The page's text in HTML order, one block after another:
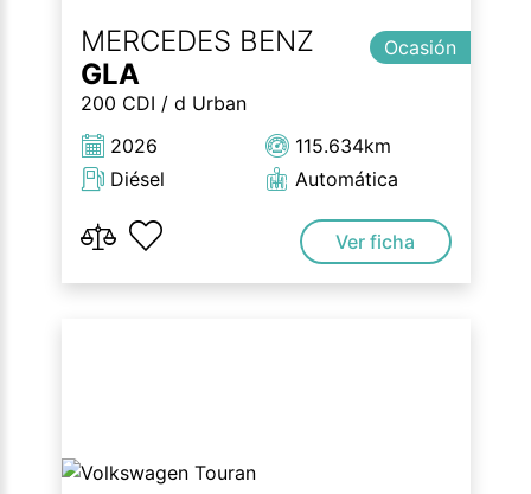
MERCEDES BENZ
GLA
200 CDI / d Urban
Ocasión
2026
Diésel
115.634km
Automática
Ver ficha